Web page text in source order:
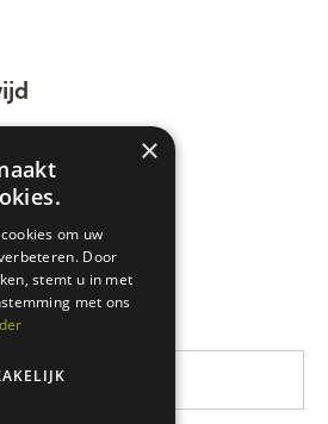
×
om uw
Door
stemt u in met
met ons